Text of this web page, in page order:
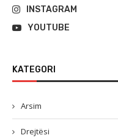
INSTAGRAM
YOUTUBE
KATEGORI
Arsim
Drejtësi